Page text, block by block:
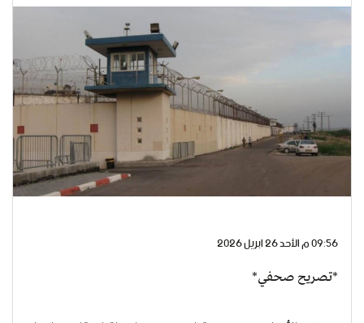
09:56 م الأحد 26 ابريل 2026
*تصريح صحفي*